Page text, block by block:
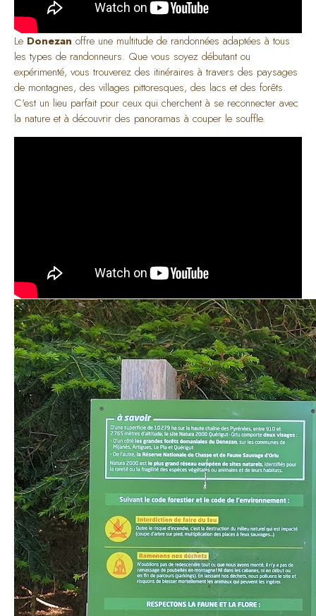
Le Donezan offre une multitude de randonnées adaptées à tous
les types de randonneurs. Que vous soyez débutant ou
expérimenté, vous trouverez des itinéraires à travers des paysages
de montagnes, des villages pittoresques, des lacs et des forêts.
C'est un lieu parfait pour ceux qui cherchent à se reconnecter avec
la nature et à découvrir des panoramas à couper le souffle.